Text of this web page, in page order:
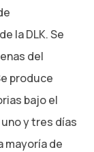
la DLK. Se
del
produce
bajo el
y tres días
mayoría de